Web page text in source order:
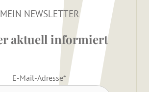
MEIN NEWSLETTER
aktuell informiert
E-Mail-Adresse*